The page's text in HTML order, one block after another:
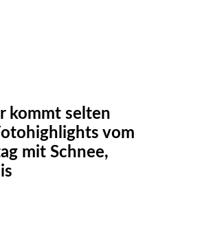
kommt selten
vom
mit Schnee,